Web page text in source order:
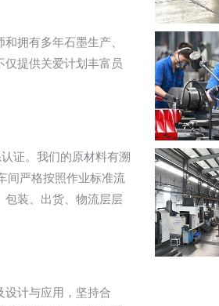
拥有多年石墨生产、
仅提供关爱计划丰富员
证。我们的原材料有溯
间严格按照作业标准流
包装、出货、物流层层
设计与应用，坚持合